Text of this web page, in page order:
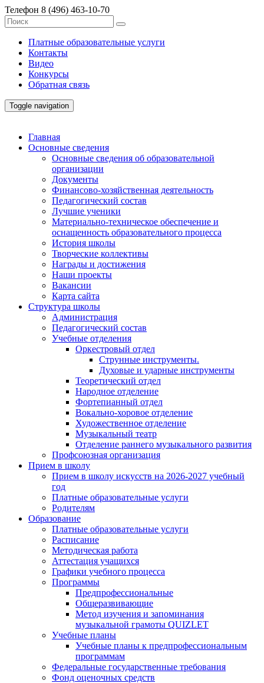
Телефон 8 (496) 463-10-70
Платные образовательные услуги
Контакты
Видео
Конкурсы
Обратная связь
Toggle navigation
Главная
Основные сведения
Основные сведения об образовательной
организации
Документы
Финансово-хозяйственная деятельность
Педагогический состав
Лучшие ученики
Материально-техническое обеспечение и
оснащенность образовательного процесса
История школы
Творческие коллективы
Награды и достижения
Наши проекты
Вакансии
Карта сайта
Структура школы
Администрация
Педагогический состав
Учебные отделения
Оркестровый отдел
Струнные инструменты.
Духовые и ударные инструменты
Теоретический отдел
Народное отделение
Фортепианный отдел
Вокально-хоровое отделение
Художественное отделение
Музыкальный театр
Отделение раннего музыкального развития
Профсоюзная организация
Прием в школу
Прием в школу искусств на 2026-2027 учебный
год
Платные образовательные услуги
Родителям
Образование
Платные образовательные услуги
Расписание
Методическая работа
Аттестация учащихся
Графики учебного процесса
Программы
Предпрофессиональные
Общеразвивающие
Метод изучения и запоминания
музыкальной грамоты QUIZLET
Учебные планы
Учебные планы к предпрофессиональным
программам
Федеральные государственные требования
Фонд оценочных средств